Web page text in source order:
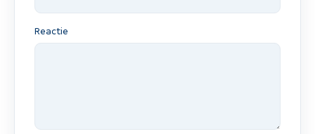
Reactie